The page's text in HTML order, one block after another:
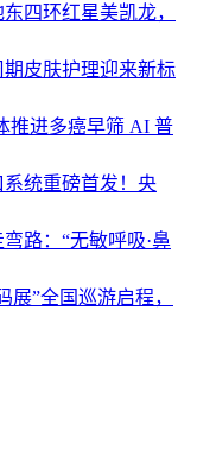
四环红星美凯龙，
皮肤护理迎来新标
推进多癌早筛 AI 普
统重磅首发！央
路：“无敏呼吸·鼻
”全国巡游启程，